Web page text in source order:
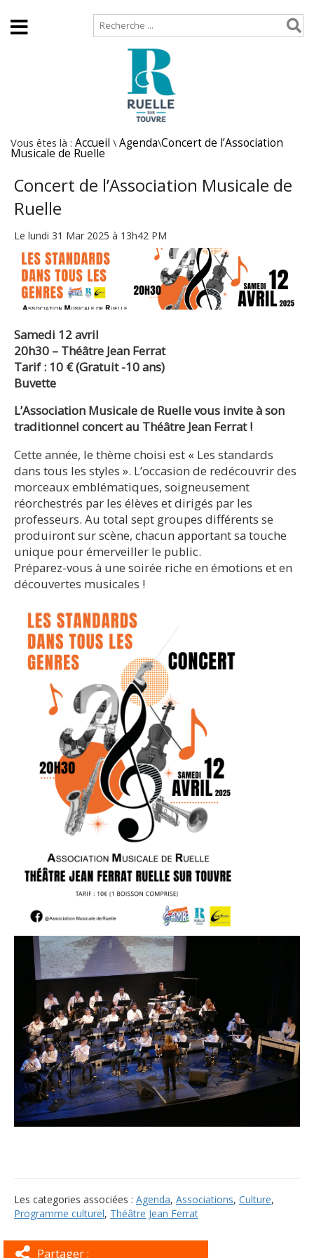
Vous êtes là : Accueil \ Agenda\Concert de l’Association
Musicale de Ruelle
Concert de l’Association Musicale de
Ruelle
Le lundi 31 Mar 2025 à 13h42 PM
Samedi 12 avril
20h30 – Théâtre Jean Ferrat
Tarif : 10 € (Gratuit -10 ans)
Buvette
L’Association Musicale de Ruelle vous invite à son
traditionnel concert au Théâtre Jean Ferrat !
Cette année, le thème choisi est « Les standards
dans tous les styles ». L’occasion de redécouvrir des
morceaux emblématiques, soigneusement
réorchestrés par les élèves et dirigés par les
professeurs. Au total sept groupes différents se
produiront sur scène, chacun apportant sa touche
unique pour émerveiller le public.
Préparez-vous à une soirée riche en émotions et en
découvertes musicales !
Les categories associées : Agenda, Associations, Culture,
Programme culturel, Théâtre Jean Ferrat
Partager :